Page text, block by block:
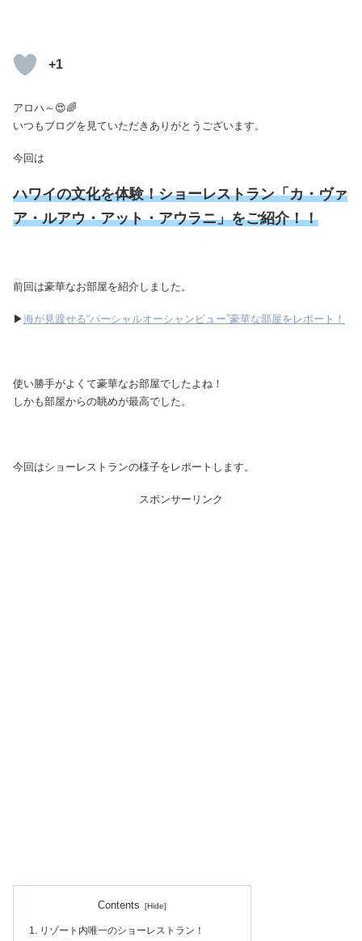
+1
アロハ～😍🌈
いつもブログを見ていただきありがとうございます。
今回は
ハワイの文化を体験！ショーレストラン「カ・ヴァ
ア・ルアウ・アット・アウラニ」をご紹介！！
前回は豪華なお部屋を紹介しました。
▶海が見渡せる“パーシャルオーシャンビュー”豪華な部屋をレポート！
使い勝手がよくて豪華なお部屋でしたよね！
しかも部屋からの眺めが最高でした。
今回はショーレストランの様子をレポートします。
スポンサーリンク
Contents
リゾート内唯一のショーレストラン！